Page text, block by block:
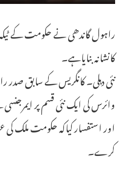
راہول گاندھی نے حکومت کے ٹیکہ
کانشانہ بنایاہے۔
نئی دہلی۔ کانگریس کے سابق صدر
وائرس کی ایک نئی قسم پر
اور استفسار کیاکہ حکومت ملک کی
کرے۔